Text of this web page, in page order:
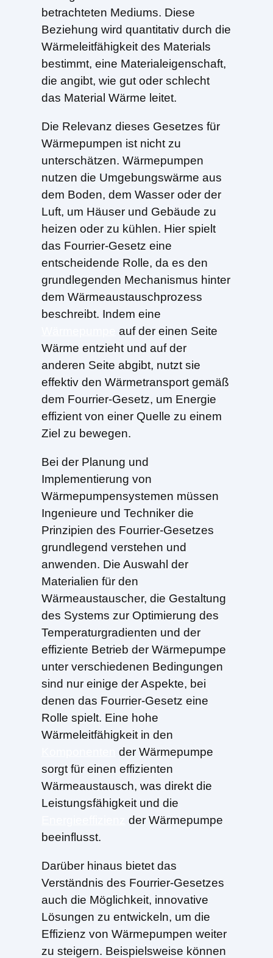
betrachteten Mediums. Diese
Beziehung wird quantitativ durch die
Wärmeleitfähigkeit des Materials
bestimmt, eine Materialeigenschaft,
die angibt, wie gut oder schlecht
das Material Wärme leitet.
Die Relevanz dieses Gesetzes für
Wärmepumpen ist nicht zu
unterschätzen. Wärmepumpen
nutzen die Umgebungswärme aus
dem Boden, dem Wasser oder der
Luft, um Häuser und Gebäude zu
heizen oder zu kühlen. Hier spielt
das Fourrier-Gesetz eine
entscheidende Rolle, da es den
grundlegenden Mechanismus hinter
dem Wärmeaustauschprozess
beschreibt. Indem eine
auf der einen Seite
Wärme entzieht und auf der
anderen Seite abgibt, nutzt sie
effektiv den Wärmetransport gemäß
dem Fourrier-Gesetz, um Energie
effizient von einer Quelle zu einem
Ziel zu bewegen.
Bei der Planung und
Implementierung von
Wärmepumpensystemen müssen
Ingenieure und Techniker die
Prinzipien des Fourrier-Gesetzes
grundlegend verstehen und
anwenden. Die Auswahl der
Materialien für den
Wärmeaustauscher, die Gestaltung
des Systems zur Optimierung des
Temperaturgradienten und der
effiziente Betrieb der Wärmepumpe
unter verschiedenen Bedingungen
sind nur einige der Aspekte, bei
denen das Fourrier-Gesetz eine
Rolle spielt. Eine hohe
Wärmeleitfähigkeit in den
der Wärmepumpe
sorgt für einen effizienten
Wärmeaustausch, was direkt die
Leistungsfähigkeit und die
der Wärmepumpe
beeinflusst.
Darüber hinaus bietet das
Verständnis des Fourrier-Gesetzes
auch die Möglichkeit, innovative
Lösungen zu entwickeln, um die
Effizienz von Wärmepumpen weiter
zu steigern. Beispielsweise können